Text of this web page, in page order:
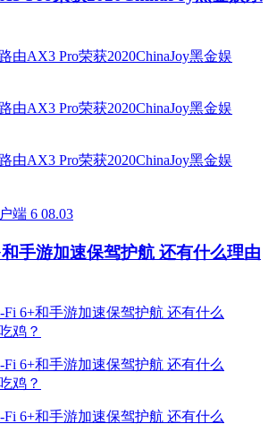
端 6 08.03
手游加速保驾护航 还有什么理由